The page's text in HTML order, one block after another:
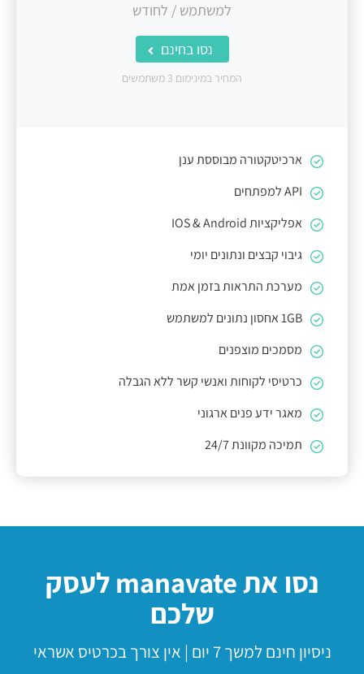
ארכיטקטורה מבוססת ענן
API למפתחים
אפליקציות IOS & Android
גיבוי קבצים ונתונים יומי
מערכת התראות בזמן אמת
1GB אחסון נתונים למשתמש
מסמכים מוצפנים
כרטיסי לקוחות ואנשי קשר ללא הגבלה
מאגר ידע פנים ארגוני
תמיכה מקוונת 24/7
למשתמש / לחודש
נסו בחינם
המחיר במינימום 3 משתמשים
נסו אתmanavateלעסק
שלכם
ניסיון חינם למשך 7 יום | אין צורך בכרטיס אשראי